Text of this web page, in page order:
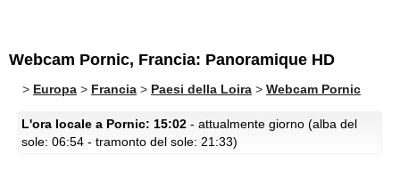
Webcam Pornic, Francia: Panoramique HD
> Europa > Francia > Paesi della Loira > Webcam Pornic
L'ora locale a Pornic: 15:02 - attualmente giorno (alba del
sole: 06:54 - tramonto del sole: 21:33)